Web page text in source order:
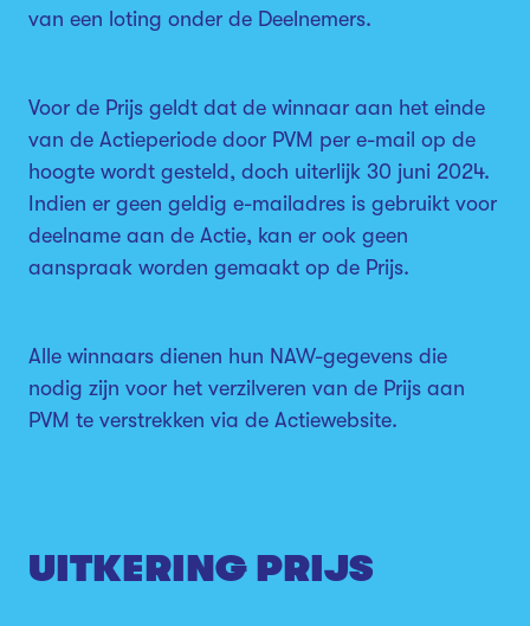
van een loting onder de Deelnemers.
Voor de Prijs geldt dat de winnaar aan het einde
van de Actieperiode door PVM per e-mail op de
hoogte wordt gesteld, doch uiterlijk 30 juni 2024.
Indien er geen geldig e-mailadres is gebruikt voor
deelname aan de Actie, kan er ook geen
aanspraak worden gemaakt op de Prijs.
Alle winnaars dienen hun NAW-gegevens die
nodig zijn voor het verzilveren van de Prijs aan
PVM te verstrekken via de Actiewebsite.
UITKERING PRIJS